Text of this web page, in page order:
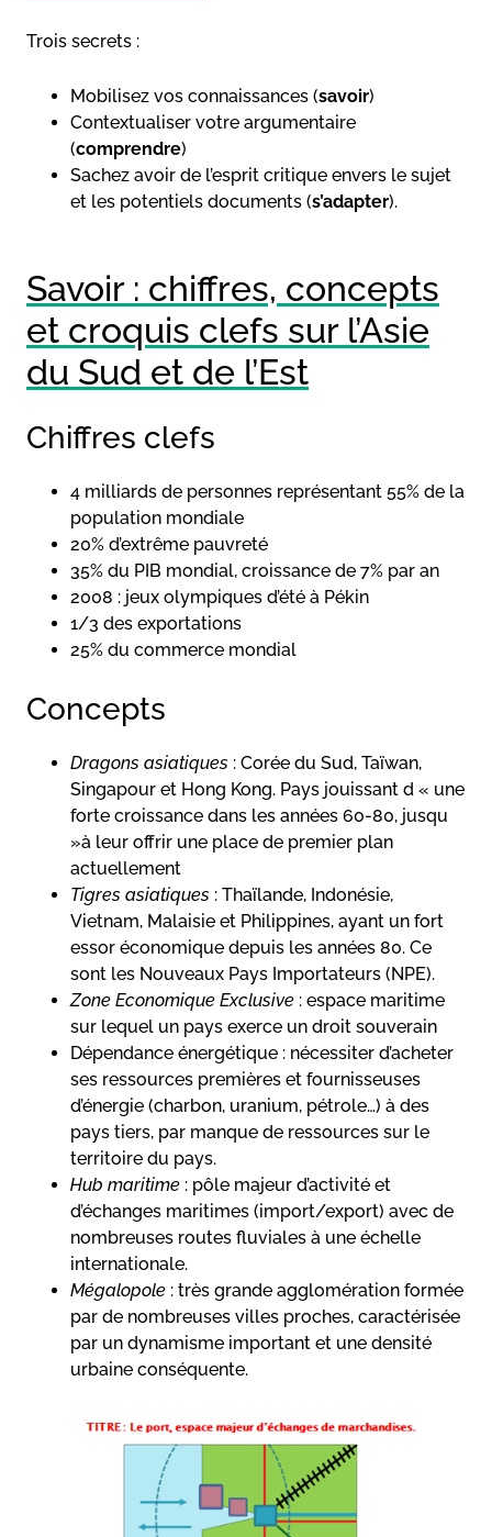
Trois secrets :
Mobilisez vos connaissances (savoir)
Contextualiser votre argumentaire
(comprendre)
Sachez avoir de l’esprit critique envers le sujet
et les potentiels documents (s’adapter).
Savoir : chiffres, concepts
et croquis clefs sur l’Asie
du Sud et de l’Est
Chiffres clefs
4 milliards de personnes représentant 55% de la
population mondiale
20% d’extrême pauvreté
35% du PIB mondial, croissance de 7% par an
2008 : jeux olympiques d’été à Pékin
1/3 des exportations
25% du commerce mondial
Concepts
Dragons asiatiques : Corée du Sud, Taïwan,
Singapour et Hong Kong. Pays jouissant d « une
forte croissance dans les années 60-80, jusqu
»à leur offrir une place de premier plan
actuellement
Tigres asiatiques : Thaïlande, Indonésie,
Vietnam, Malaisie et Philippines, ayant un fort
essor économique depuis les années 80. Ce
sont les Nouveaux Pays Importateurs (NPE).
Zone Economique Exclusive : espace maritime
sur lequel un pays exerce un droit souverain
Dépendance énergétique : nécessiter d’acheter
ses ressources premières et fournisseuses
d’énergie (charbon, uranium, pétrole…) à des
pays tiers, par manque de ressources sur le
territoire du pays.
Hub maritime : pôle majeur d’activité et
d’échanges maritimes (import/export) avec de
nombreuses routes fluviales à une échelle
internationale.
Mégalopole : très grande agglomération formée
par de nombreuses villes proches, caractérisée
par un dynamisme important et une densité
urbaine conséquente.